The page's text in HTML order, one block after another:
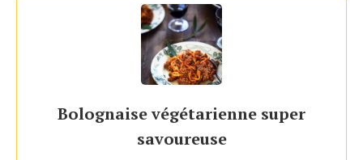
Bolognaise végétarienne super
savoureuse